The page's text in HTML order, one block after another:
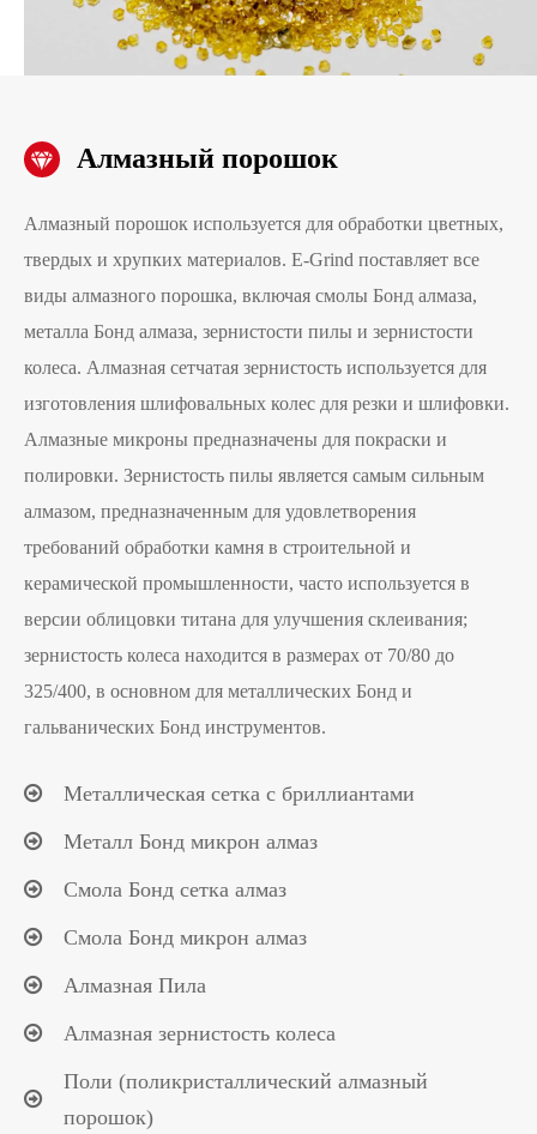
Алмазный порошок
Алмазный порошок используется для обработки цветных,
твердых и хрупких материалов. E-Grind поставляет все
виды алмазного порошка, включая смолы Бонд алмаза,
металла Бонд алмаза, зернистости пилы и зернистости
колеса. Алмазная сетчатая зернистость используется для
изготовления шлифовальных колес для резки и шлифовки.
Алмазные микроны предназначены для покраски и
полировки. Зернистость пилы является самым сильным
алмазом, предназначенным для удовлетворения
требований обработки камня в строительной и
керамической промышленности, часто используется в
версии облицовки титана для улучшения склеивания;
зернистость колеса находится в размерах от 70/80 до
325/400, в основном для металлических Бонд и
гальванических Бонд инструментов.
Металлическая сетка с бриллиантами
Металл Бонд микрон алмаз
Смола Бонд сетка алмаз
Смола Бонд микрон алмаз
Алмазная Пила
Алмазная зернистость колеса
Поли (поликристаллический алмазный
порошок)